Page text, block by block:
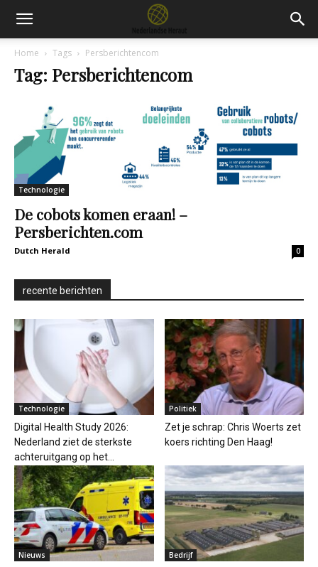
Home Tags Persberichtencom
Tag: Persberichtencom
Technologie
De cobots komen eraan! –
Persberichten.com
Dutch Herald 0
recente berichten
Technologie
Digital Health Study 2026:
Nederland ziet de sterkste
achteruitgang op het...
Politiek
Zet je schrap: Chris Woerts zet
koers richting Den Haag!
Nieuws Bedrijf